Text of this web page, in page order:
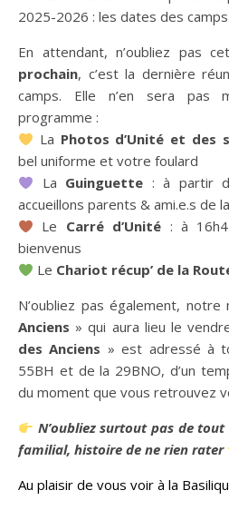
2025-2026 : les dates des
En attendant, n’oubliez pas
prochain, c’est la dernière
camps. Elle n’en sera pas
programme :
La Photos d’Unité et des
bel uniforme et votre foulard
La Guinguette : à partir
accueillons parents & ami.e.s de
Le Carré d’Unité : à
bienvenus
Le Chariot récup’ de la
N’oubliez pas également, notre
Anciens » qui aura lieu le
des Anciens » est adressé à
55BH et de la 29BNO, d’un
du moment que vous retrouvez
N’oubliez surtout pas de
familial, histoire de ne rien rater
Au plaisir de vous voir à la